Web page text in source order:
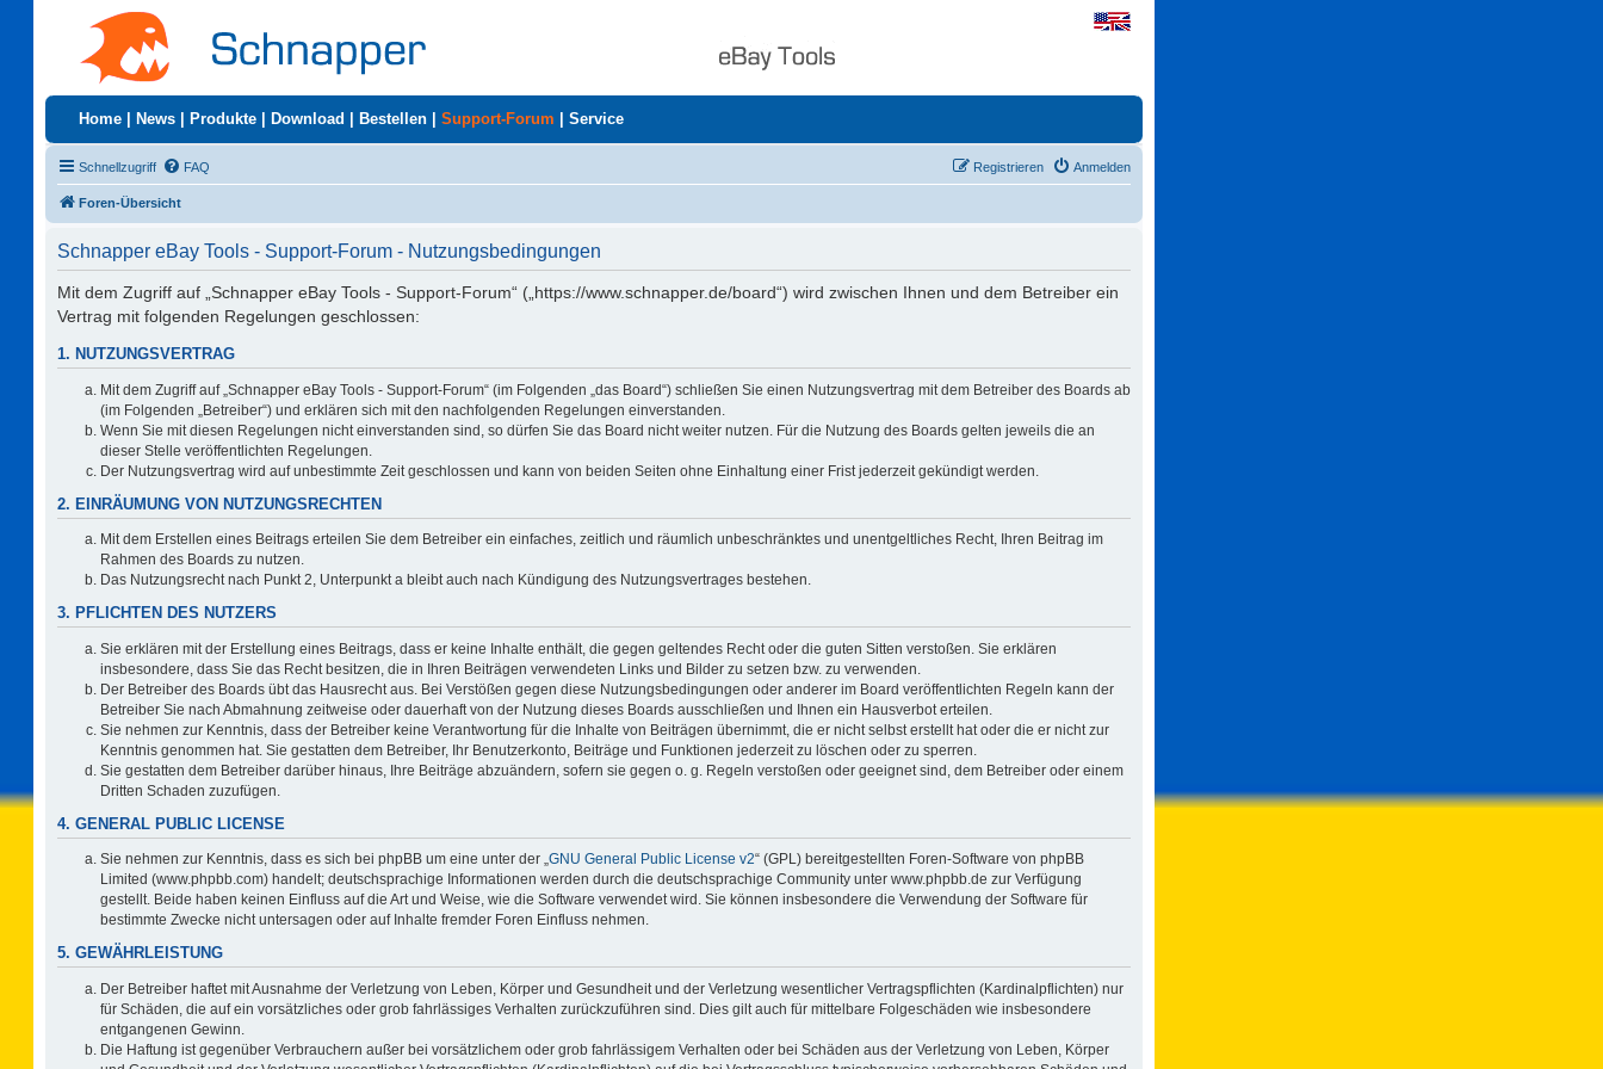
Home News Produkte Download Bestellen Support-Forum Service
Schnellzugriff FAQ Anmelden
Registrieren
Foren-Übersicht
Schnapper eBay Tools - Support-Forum - Nutzungsbedingungen
Mit dem Zugriff auf „Schnapper eBay Tools - Support-Forum“ („https://www.schnapper.de/board“) wird zwischen Ihnen und dem Betreiber ein
Vertrag mit folgenden Regelungen geschlossen:
1. NUTZUNGSVERTRAG
Mit dem Zugriff auf „Schnapper eBay Tools - Support-Forum“ (im Folgenden „das Board“) schließen Sie einen Nutzungsvertrag mit dem Betreiber des Boards ab
(im Folgenden „Betreiber“) und erklären sich mit den nachfolgenden Regelungen einverstanden.
Wenn Sie mit diesen Regelungen nicht einverstanden sind, so dürfen Sie das Board nicht weiter nutzen. Für die Nutzung des Boards gelten jeweils die an
dieser Stelle veröffentlichten Regelungen.
Der Nutzungsvertrag wird auf unbestimmte Zeit geschlossen und kann von beiden Seiten ohne Einhaltung einer Frist jederzeit gekündigt werden.
2. EINRÄUMUNG VON NUTZUNGSRECHTEN
Mit dem Erstellen eines Beitrags erteilen Sie dem Betreiber ein einfaches, zeitlich und räumlich unbeschränktes und unentgeltliches Recht, Ihren Beitrag im
Rahmen des Boards zu nutzen.
Das Nutzungsrecht nach Punkt 2, Unterpunkt a bleibt auch nach Kündigung des Nutzungsvertrages bestehen.
3. PFLICHTEN DES NUTZERS
Sie erklären mit der Erstellung eines Beitrags, dass er keine Inhalte enthält, die gegen geltendes Recht oder die guten Sitten verstoßen. Sie erklären
insbesondere, dass Sie das Recht besitzen, die in Ihren Beiträgen verwendeten Links und Bilder zu setzen bzw. zu verwenden.
Der Betreiber des Boards übt das Hausrecht aus. Bei Verstößen gegen diese Nutzungsbedingungen oder anderer im Board veröffentlichten Regeln kann der
Betreiber Sie nach Abmahnung zeitweise oder dauerhaft von der Nutzung dieses Boards ausschließen und Ihnen ein Hausverbot erteilen.
Sie nehmen zur Kenntnis, dass der Betreiber keine Verantwortung für die Inhalte von Beiträgen übernimmt, die er nicht selbst erstellt hat oder die er nicht zur
Kenntnis genommen hat. Sie gestatten dem Betreiber, Ihr Benutzerkonto, Beiträge und Funktionen jederzeit zu löschen oder zu sperren.
Sie gestatten dem Betreiber darüber hinaus, Ihre Beiträge abzuändern, sofern sie gegen o. g. Regeln verstoßen oder geeignet sind, dem Betreiber oder einem
Dritten Schaden zuzufügen.
4. GENERAL PUBLIC LICENSE
Sie nehmen zur Kenntnis, dass es sich bei phpBB um eine unter der „GNU General Public License v2“ (GPL) bereitgestellten Foren-Software von phpBB
Limited (www.phpbb.com) handelt; deutschsprachige Informationen werden durch die deutschsprachige Community unter www.phpbb.de zur Verfügung
gestellt. Beide haben keinen Einfluss auf die Art und Weise, wie die Software verwendet wird. Sie können insbesondere die Verwendung der Software für
bestimmte Zwecke nicht untersagen oder auf Inhalte fremder Foren Einfluss nehmen.
5. GEWÄHRLEISTUNG
Der Betreiber haftet mit Ausnahme der Verletzung von Leben, Körper und Gesundheit und der Verletzung wesentlicher Vertragspflichten (Kardinalpflichten) nur
für Schäden, die auf ein vorsätzliches oder grob fahrlässiges Verhalten zurückzuführen sind. Dies gilt auch für mittelbare Folgeschäden wie insbesondere
entgangenen Gewinn.
Die Haftung ist gegenüber Verbrauchern außer bei vorsätzlichem oder grob fahrlässigem Verhalten oder bei Schäden aus der Verletzung von Leben, Körper